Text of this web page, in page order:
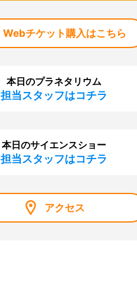
Webチケット購入はこちら
本日のプラネタリウム
担当スタッフはコチラ
本日のサイエンスショー
担当スタッフはコチラ
アクセス